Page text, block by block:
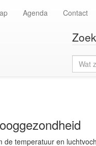
Agenda Contact
Wat
zoek
je?
temperatuur en